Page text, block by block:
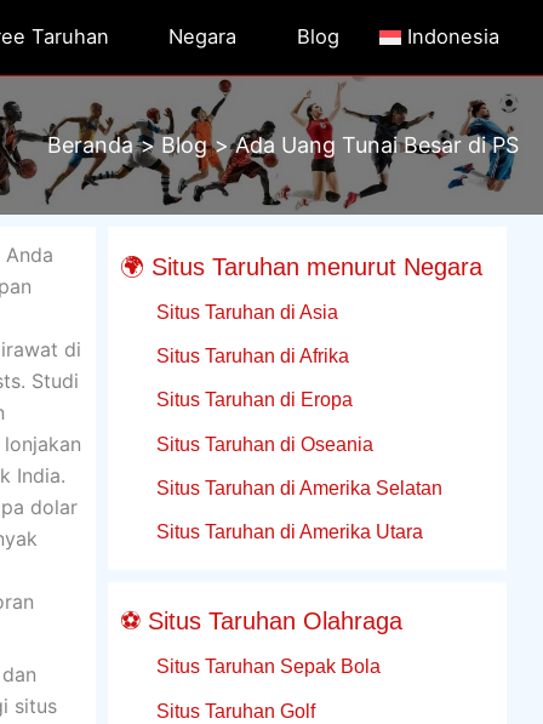
Taruhan Negara Blog Indonesia
Beranda Blog Ada Uang Tunai Besar di PS
di
Studi
India.
dolar
situs
🌍 Situs Taruhan menurut Negara
Situs Taruhan di Asia
Situs Taruhan di Afrika
Situs Taruhan di Eropa
Situs Taruhan di Oseania
Situs Taruhan di Amerika Selatan
Situs Taruhan di Amerika Utara
⚽ Situs Taruhan Olahraga
Situs Taruhan Sepak Bola
Situs Taruhan Golf